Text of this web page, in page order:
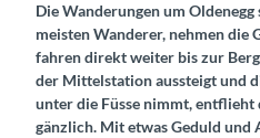
Die Wanderungen um
meisten Wanderer, nehmen die
fahren direkt weiter bis zur
der Mittelstation aussteigt und
unter die Füsse nimmt, entflieht
gänzlich. Mit etwas Geduld